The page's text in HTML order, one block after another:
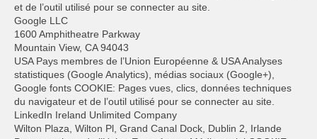
et de l’outil utilisé pour se connecter au site.
Google LLC
1600 Amphitheatre Parkway
Mountain View, CA 94043
USA Pays membres de l’Union Européenne & USA Analyses
statistiques (Google Analytics), médias sociaux (Google+),
Google fonts COOKIE: Pages vues, clics, données techniques
du navigateur et de l’outil utilisé pour se connecter au site.
LinkedIn Ireland Unlimited Company
Wilton Plaza, Wilton Pl, Grand Canal Dock, Dublin 2, Irlande